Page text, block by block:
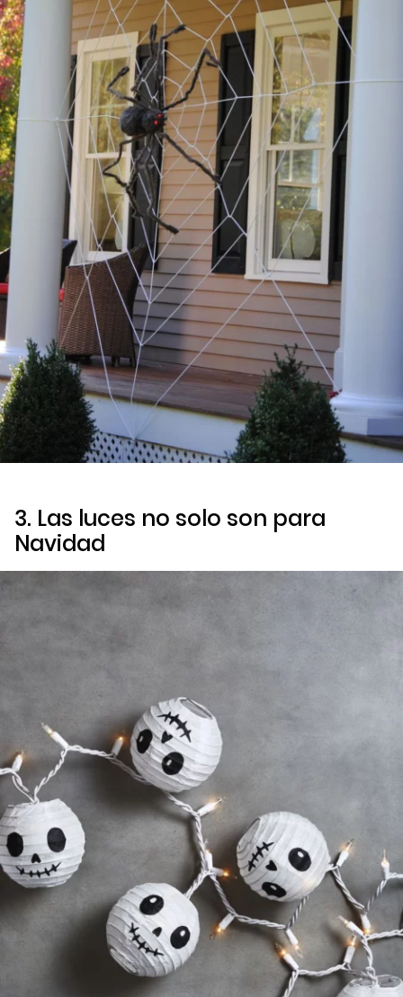
3. Las luces no solo son para
Navidad